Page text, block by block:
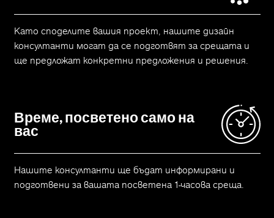
Като споделите вашия проект, нашите дизайн
консултанти могат да се подготвят за срещата и
ще предложат конкретни предложения и решения.
Време, посветено само на
вас
Нашите консултанти ще бъдат информирани и
подготвени за вашата посветена 1-часова среща.